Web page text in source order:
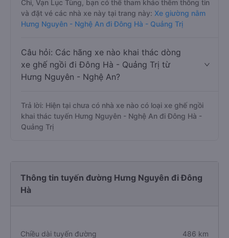
Trả lời: Hiện tại có 3 hãng xe khai thác dòng xe giường
nằm trên tuyến đường này là xe Hải Hoàng Gia, Tân Kim
và đặt vé các nhà xe này tại trang này:Xe giường nằm
Hưng Nguyên - Nghệ An đi Đông Hà - Quảng Trị
xe ghế ngồi đi Đông Hà - Quảng Trị từ
Hưng Nguyên - Nghệ An?